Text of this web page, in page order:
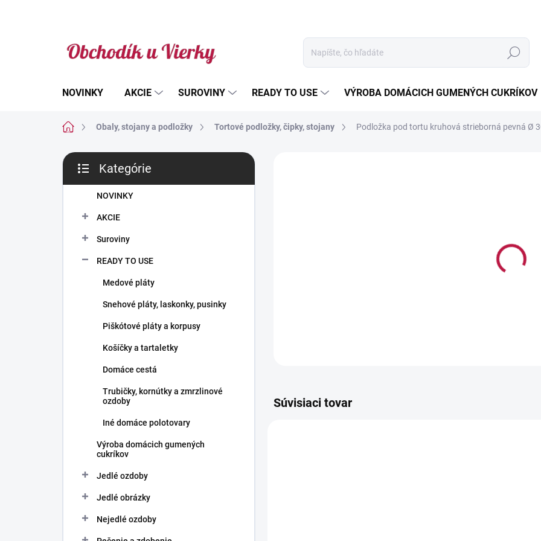
Hľadať
NOVINKY AKCIE SUROVINY READY TO USE VÝROBA DOMÁCICH GUMENÝCH CUKRÍKOV
DomovObaly, stojany a podložky Tortové podložky, čipky, stojany Podložka pod tortu kruhová strieborná pevná Ø
B
č
kategórie
Kategórie
NOVINKY
AKCIE
Suroviny
READY TO USE
Medové pláty
Snehové pláty, laskonky, pusinky
Piškótové pláty a korpusy
Košíčky a tartaletky
Domáce cestá
Trubičky, kornútky a zmrzlinové
ozdoby
Iné domáce polotovary
Výroba domácich gumených
cukríkov
Jedlé ozdoby
Jedlé obrázky
Nejedlé ozdoby
Súvisiaci tovar